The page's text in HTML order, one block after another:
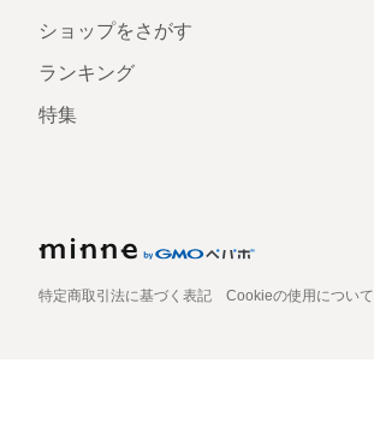
ショップをさがす
ランキング
特集
特定商取引法に基づく表記 Cookieの使用について